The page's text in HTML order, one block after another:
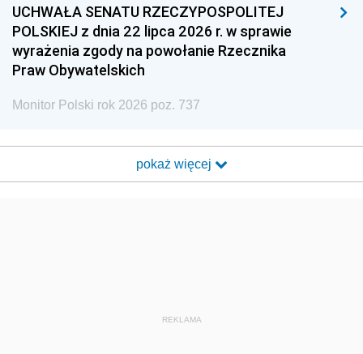
UCHWAŁA SENATU RZECZYPOSPOLITEJ
POLSKIEJ z dnia 22 lipca 2026 r. w sprawie
wyrażenia zgody na powołanie Rzecznika
Praw Obywatelskich
Monitor Polski rok 2026 poz. 737
pokaż więcej
REKLAMA